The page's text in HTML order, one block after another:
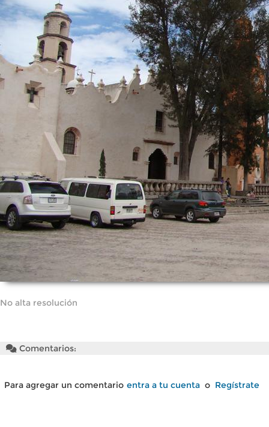
No alta resolución
Comentarios:
Para agregar un comentario entra a tu cuenta o Regístrate